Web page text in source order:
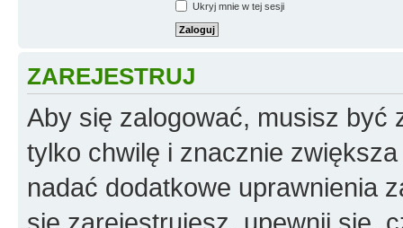
Ukryj mnie w tej sesji
ZAREJESTRUJ
Aby się zalogować, musisz być
tylko chwilę i znacznie
nadać dodatkowe uprawnienia
się zarejestrujesz, upewnij się,